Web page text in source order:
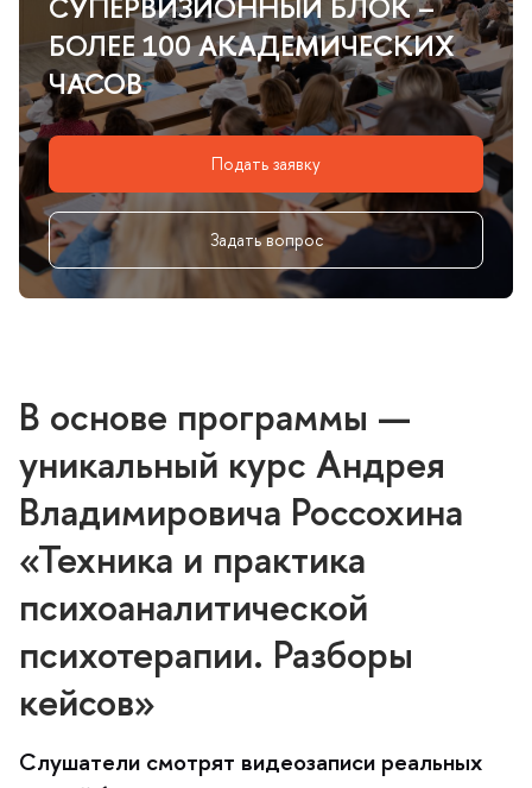
БОЛЕЕ 100 АКАДЕМИЧЕСКИХ
ЧАСО
Подать заявку
Задать вопрос
основе программы —
уникальный курс Андрея
ладимировича Россохина
«Техника и практика
психоаналитической
психотерапии. Разборы
кейсов»
Слушатели смотрят видеозаписи реальных